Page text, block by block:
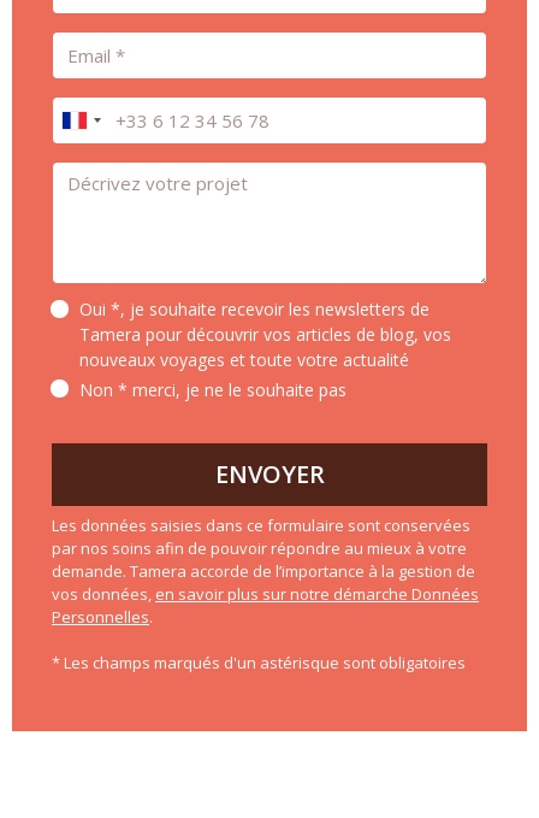
Email
Téléphone
Message *
Oui *, je souhaite recevoir les newsletters de
Tamera pour découvrir vos articles de blog, vos
nouveaux voyages et toute votre actualité
Non * merci, je ne le souhaite pas
ENVOYER
Les données saisies dans ce formulaire sont conservées
par nos soins afin de pouvoir répondre au mieux à votre
demande. Tamera accorde de l’importance à la gestion de
vos données, en savoir plus sur notre démarche Données
Personnelles.
* Les champs marqués d'un astérisque sont obligatoires